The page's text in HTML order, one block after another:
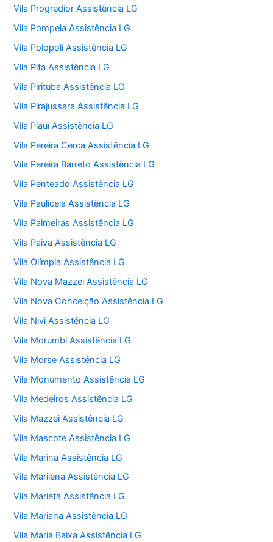
Vila Progredior Assistência LG
Vila Pompeia Assistência LG
Vila Polopoli Assistência LG
Vila Pita Assistência LG
Vila Pirituba Assistência LG
Vila Pirajussara Assistência LG
Vila Piauí Assistência LG
Vila Pereira Cerca Assistência LG
Vila Pereira Barreto Assistência LG
Vila Penteado Assistência LG
Vila Pauliceia Assistência LG
Vila Palmeiras Assistência LG
Vila Paiva Assistência LG
Vila Olímpia Assistência LG
Vila Nova Mazzei Assistência LG
Vila Nova Conceição Assistência LG
Vila Nivi Assistência LG
Vila Morumbi Assistência LG
Vila Morse Assistência LG
Vila Monumento Assistência LG
Vila Medeiros Assistência LG
Vila Mazzei Assistência LG
Vila Mascote Assistência LG
Vila Marina Assistência LG
Vila Marilena Assistência LG
Vila Marieta Assistência LG
Vila Mariana Assistência LG
Vila Maria Baixa Assistência LG